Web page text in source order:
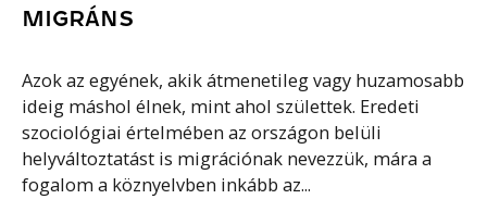
MIGRÁNS
Azok az egyének, akik átmenetileg vagy huzamosabb
ideig máshol élnek, mint ahol születtek. Eredeti
szociológiai értelmében az országon belüli
helyváltoztatást is migrációnak nevezzük, mára a
fogalom a köznyelvben inkább az...